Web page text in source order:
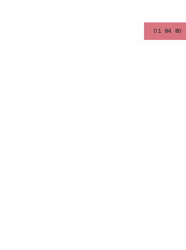
01 84 80